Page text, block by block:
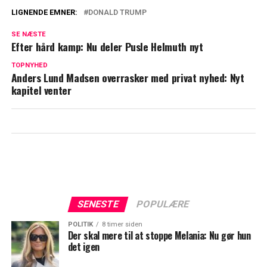
konsekvenser for Meghan og Harry: Her
er årsagen
Danske Miss Universe i stormvejr efter
Trumps indsættelse: Dobbeltmoralsk!
LIGNENDE EMNER: DONALD TRUMP
SE NÆSTE
Efter hård kamp: Nu deler Pusle Helmuth nyt
TOPNYHED
Anders Lund Madsen overrasker med privat nyhed: Nyt
kapitel venter
SENESTE POPULÆRE
POLITIK 8 timer siden
Der skal mere til at stoppe Melania: Nu gør hun
det igen